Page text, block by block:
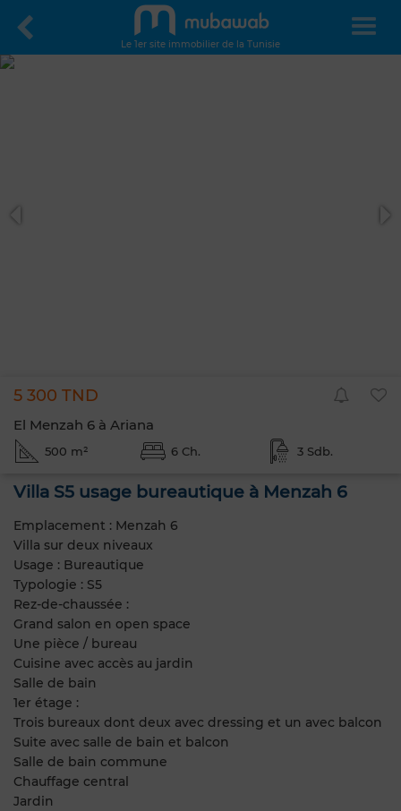
Le 1er site immobilier de la Tunisie
5 300 TND
El Menzah 6 à Ariana
500 m² 6 Ch. 3 Sdb.
Villa S5 usage bureautique à Menzah 6
Emplacement : Menzah 6
Villa sur deux niveaux
Usage : Bureautique
Typologie : S5
Rez-de-chaussée :
Grand salon en open space
Une pièce / bureau
Cuisine avec accès au jardin
Salle de bain
1er étage :
Trois bureaux dont deux avec dressing et un avec balcon
Suite avec salle de bain et balcon
Salle de bain commune
Chauffage central
Jardin